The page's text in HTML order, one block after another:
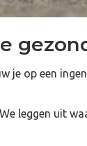
op een
leggen uit